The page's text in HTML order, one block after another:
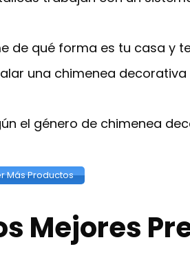
de qué forma es tu casa y
una chimenea
el género de chimenea
Más Productos
Mejores